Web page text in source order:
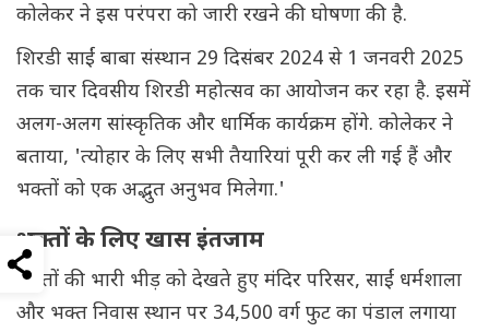
कोलेकर ने इस परंपरा को जारी रखने की घोषणा की है.
शिरडी साईं बाबा संस्थान 29 दिसंबर 2024 से 1 जनवरी 2025
तक चार दिवसीय शिरडी महोत्सव का आयोजन कर रहा है. इसमें
अलग-अलग सांस्कृतिक और धार्मिक कार्यक्रम होंगे. कोलेकर ने
बताया, 'त्योहार के लिए सभी तैयारियां पूरी कर ली गई हैं और
भक्तों को एक अद्भुत अनुभव मिलेगा.'
भक्तों के लिए खास इंतजाम
भक्तों की भारी भीड़ को देखते हुए मंदिर परिसर, साईं धर्मशाला
और भक्त निवास स्थान पर 34,500 वर्ग फुट का पंडाल लगाया